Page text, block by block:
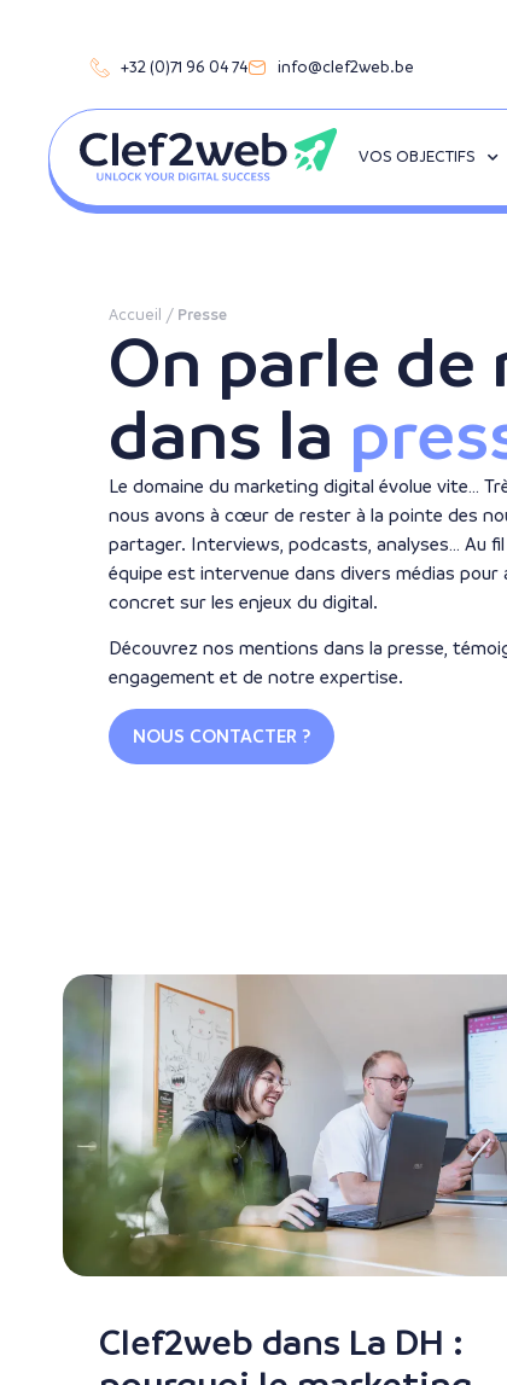
+32 (0)71 96 04 74 info@clef2web.be
VOS OBJECTIFS
On parle de
dans la
Le domaine du marketing digital évolue vite…
nous avons à cœur de rester à la pointe des
partager. Interviews, podcasts, analyses… Au
équipe est intervenue dans divers médias pour
concret sur les enjeux du digital.
Découvrez nos mentions dans la presse,
engagement et de notre expertise.
Accueil / Presse
NOUS CONTACTER ?
Clef2web dans La DH :